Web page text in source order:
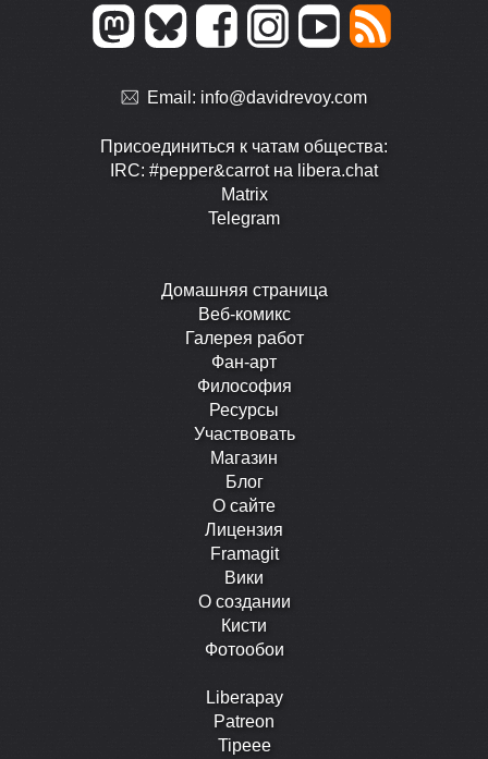
Email: info@davidrevoy.com
Присоединиться к чатам общества:
IRC: #pepper&carrot на libera.chat
Matrix
Telegram
Домашняя страница
Веб-комикс
Галерея работ
Фан-арт
Философия
Ресурсы
Участвовать
Магазин
Блог
О сайте
Лицензия
Framagit
Вики
О создании
Кисти
Фотообои
Liberapay
Patreon
Tipeee